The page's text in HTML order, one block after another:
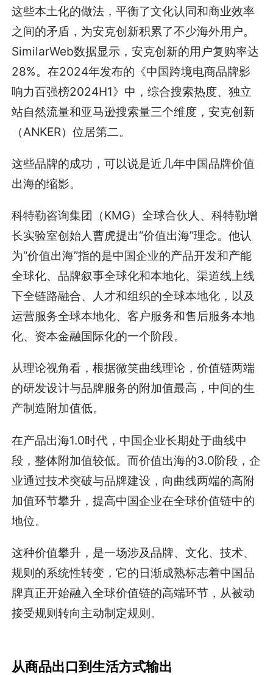
这些本土化的做法，平衡了文化认同和商业效率
之间的矛盾，为安克创新积累了不少海外用户。
SimilarWeb数据显示，安克创新的用户复购率达
28%。在2024年发布的《中国跨境电商品牌影
响力百强榜2024H1》中，综合搜索热度、独立
站自然流量和亚马逊搜索量三个维度，安克创新
（ANKER）位居第二。
这些品牌的成功，可以说是近几年中国品牌价值
出海的缩影。
科特勒咨询集团（KMG）全球合伙人、科特勒增
长实验室创始人曹虎提出“价值出海”理念。他认
为“价值出海”指的是中国企业的产品开发和产能
全球化、品牌叙事全球化和本地化、渠道线上线
下全链路融合、人才和组织的全球本地化，以及
运营服务全球本地化、客户服务和售后服务本地
化、资本金融国际化的一个阶段。
从理论视角看，根据微笑曲线理论，价值链两端
的研发设计与品牌服务的附加值最高，中间的生
产制造附加值低。
在产品出海1.0时代，中国企业长期处于曲线中
段，整体附加值较低。而价值出海的3.0阶段，企
业通过技术突破与品牌建设，向曲线两端的高附
加值环节攀升，提高中国企业在全球价值链中的
地位。
这种价值攀升，是一场涉及品牌、文化、技术、
规则的系统性转变，它的日渐成熟标志着中国品
牌真正开始融入全球价值链的高端环节，从被动
接受规则转向主动制定规则。
从商品出口到生活方式输出